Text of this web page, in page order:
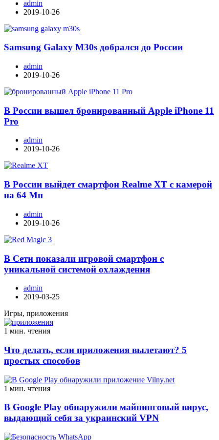
admin
2019-10-26
Samsung Galaxy M30s добрался до России
admin
2019-10-26
В России вышел бронированный Apple iPhone 11
Pro
admin
2019-10-26
В России выйдет смартфон Realme XT с камерой
на 64 Мп
admin
2019-10-26
В Сети показали игровой смартфон с
уникальной системой охлаждения
admin
2019-03-25
Игры, приложения
1 мин. чтения
Что делать, если приложения вылетают? 5
простых способов
1 мин. чтения
В Google Play обнаружили майнинговый вирус,
выдающий себя за украинский VPN